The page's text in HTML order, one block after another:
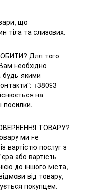
що
тіла та слизових.
Для того
необхідно
будь-якими
+38093-
на
посилки.
ТОВАРУ?
ми не
вартістю послуг з
або вартість
до іншого міста,
від товару,
покупцем.